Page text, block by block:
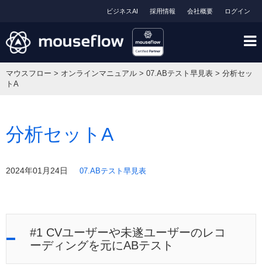
ログイン
会社概要
採用情報
ビジネスAI
マウスフロー > オンラインマニュアル > 07.ABテスト早見表 > 分析セッ
トA
分析セットA
2024年01月24日 07.ABテスト早見表
#1 CVユーザーや未遂ユーザーのレコ
ーディングを元にABテスト